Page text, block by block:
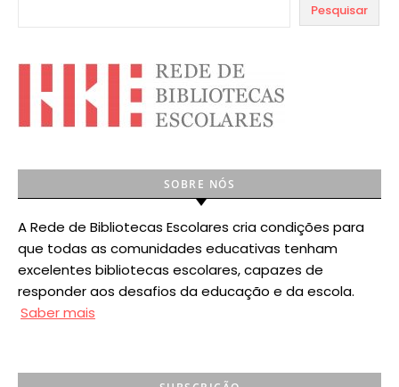
Pesquisar
SOBRE NÓS
A Rede de Bibliotecas Escolares cria condições para
que todas as comunidades educativas tenham
excelentes bibliotecas escolares, capazes de
responder aos desafios da educação e da escola.
Saber mais